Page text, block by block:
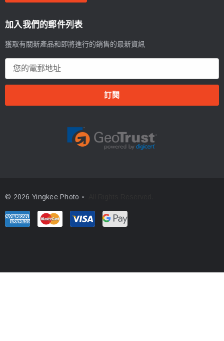
加入我們的郵件列表
獲取有關新產品和即將進行的銷售的最新資訊
郵
© 2026 Yingkee Photo。